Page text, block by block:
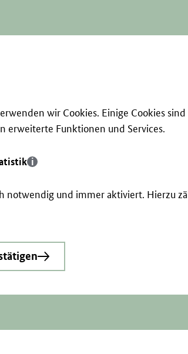
wir Cookies. Einige Cookies
erweiterte Funktionen und Services.
notwendig und immer aktiviert. Hierzu